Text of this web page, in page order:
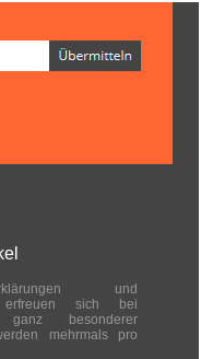
und
erfreuen sich bei
besonderer
mehrmals pro